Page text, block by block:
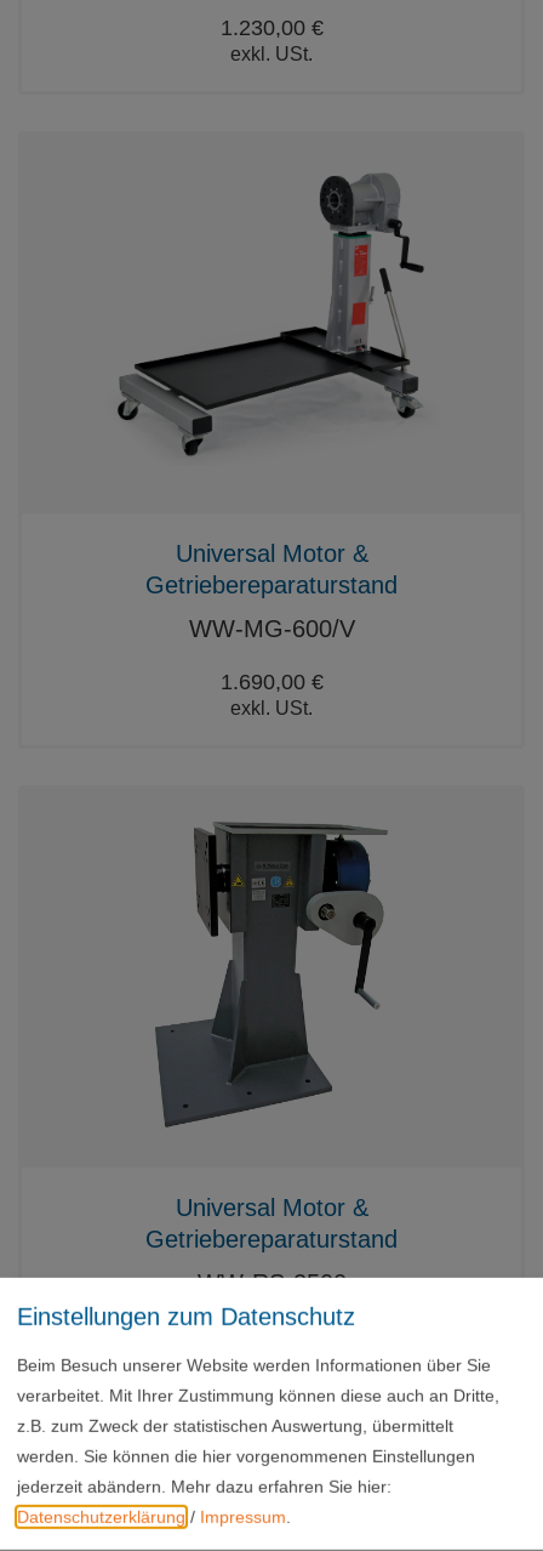
1.230,00 €
exkl. USt.
Universal Motor &
Getriebereparaturstand
WW-MG-600/V
1.690,00 €
exkl. USt.
Universal Motor &
Getriebereparaturstand
WW-RS-2500
exkl. USt.
Einstellungen zum Datenschutz
Beim Besuch unserer Website werden Informationen über Sie
verarbeitet. Mit Ihrer Zustimmung können diese auch an Dritte,
z.B. zum Zweck der statistischen Auswertung, übermittelt
werden. Sie können die hier vorgenommenen Einstellungen
jederzeit abändern. Mehr dazu erfahren Sie hier:
Datenschutzerklärung / Impressum.